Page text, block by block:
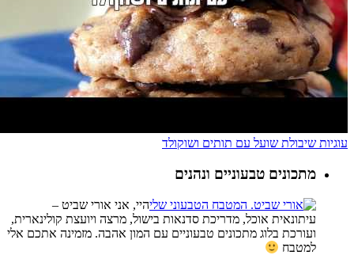
עוגיות שיבולת שועל עם תותים ושוקולד
מתכונים טבעוניים ונהנים
היי, אני אורי שביט –
עיתונאית אוכל, מדריכת סדנאות בישול, מרצה ויועצת קולינארית,
ועורכת בלוג מתכונים טבעוניים עם המון אהבה. מזמינה אתכם אלי
למטבח